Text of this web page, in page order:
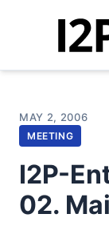
MAY 2, 2006
MEETING
I2P-
02.